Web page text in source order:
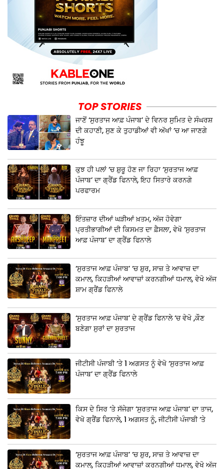
TOP STORIES
ਜਾਣੋਂ ‘ਸੁਰਤਾਜ ਆਫ਼ ਪੰਜਾਬ’ ਦੇ ਵਿਨਰ ਸੁਮਿਤ ਦੇ ਸੰਘਰਸ਼
ਦੀ ਕਹਾਣੀ, ਸੁਣ ਕੇ ਤੁਹਾਡੀਆਂ ਵੀ ਅੱਖਾਂ ‘ਚ ਆ ਜਾਣਗੇ
ਹੰਝੂ
ਕੁਝ ਹੀ ਪਲਾਂ ‘ਚ ਸ਼ੁਰੂ ਹੋਣ ਜਾ ਰਿਹਾ ‘ਸੁਰਤਾਜ ਆਫ਼
ਪੰਜਾਬ’ ਦਾ ਗ੍ਰੈਂਡ ਫਿਨਾਲੇ, ਇਹ ਸਿਤਾਰੇ ਕਰਨਗੇ
ਪਰਫਾਰਮ
ਇੰਤਜ਼ਾਰ ਦੀਆਂ ਘੜੀਆਂ ਖ਼ਤਮ, ਅੱਜ ਹੋਵੇਗਾ
ਪ੍ਰਤੀਭਾਗੀਆਂ ਦੀ ਕਿਸਮਤ ਦਾ ਫ਼ੈਸਲਾ, ਵੇਖੋ ‘ਸੁਰਤਾਜ
ਆਫ਼ ਪੰਜਾਬ’ ਦਾ ਗ੍ਰੈਂਡ ਫਿਨਾਲੇ
‘ਸੁਰਤਾਜ ਆਫ਼ ਪੰਜਾਬ’ ‘ਚ ਸ਼ੁਰ, ਸਾਜ਼ ਤੇ ਆਵਾਜ਼ ਦਾ
ਕਮਾਲ, ਕਿਹੜੀਆਂ ਆਵਾਜ਼ਾਂ ਕਰਨਗੀਆਂ ਧਮਾਲ, ਵੇਖੋ ਅੱਜ
ਸ਼ਾਮ ਗ੍ਰੈਂਡ ਫਿਨਾਲੇ
‘ਸੁਰਤਾਜ ਆਫ਼ ਪੰਜਾਬ’ ਦੇ ਗ੍ਰੈਂਡ ਫਿਨਾਲੇ ‘ਚ ਵੇਖੋ ,ਕੌਣ
ਬਣੇਗਾ ਸੁਰਾਂ ਦਾ ਸੁਰਤਾਜ
ਜੀਟੀਸੀ ਪੰਜਾਬੀ ‘ਤੇ 1 ਅਗਸਤ ਨੂੰ ਵੇਖੋ ‘ਸੁਰਤਾਜ ਆਫ਼
ਪੰਜਾਬ’ ਦਾ ਗ੍ਰੈਂਡ ਫਿਨਾਲੇ
ਕਿਸ ਦੇ ਸਿਰ ‘ਤੇ ਸੱਜੇਗਾ ‘ਸੁਰਤਾਜ ਆਫ਼ ਪੰਜਾਬ’ ਦਾ ਤਾਜ,
ਵੇਖੋ ਗ੍ਰੈਂਡ ਫਿਨਾਲੇ, 1 ਅਗਸਤ ਨੂੰ, ਜੀਟੀਸੀ ਪੰਜਾਬੀ ‘ਤੇ
‘ਸੁਰਤਾਜ ਆਫ਼ ਪੰਜਾਬ’ ‘ਚ ਸ਼ੁਰ, ਸਾਜ਼ ਤੇ ਆਵਾਜ਼ ਦਾ
ਕਮਾਲ, ਕਿਹੜੀਆਂ ਆਵਾਜ਼ਾਂ ਕਰਨਗੀਆਂ ਧਮਾਲ, ਵੇਖੋ ਅੱਜ